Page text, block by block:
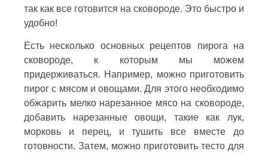
так как все готовится на сковороде. Это быстро и
удобно!
Есть несколько основных рецептов пирога на
сковороде, к которым мы можем
придерживаться. Например, можно приготовить
пирог с мясом и овощами. Для этого необходимо
обжарить мелко нарезанное мясо на сковороде,
добавить нарезанные овощи, такие как лук,
морковь и перец, и тушить все вместе до
готовности. Затем, можно приготовить тесто для